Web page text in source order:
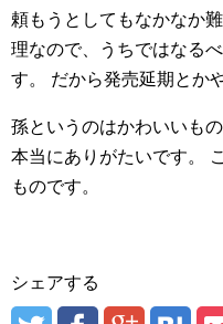
頼もうとしてもなかなか
理なので、うちではなる
す。
だから発売延期とか
孫というのはかわいいも
本当にありがたいです。
ものです。
シェアする